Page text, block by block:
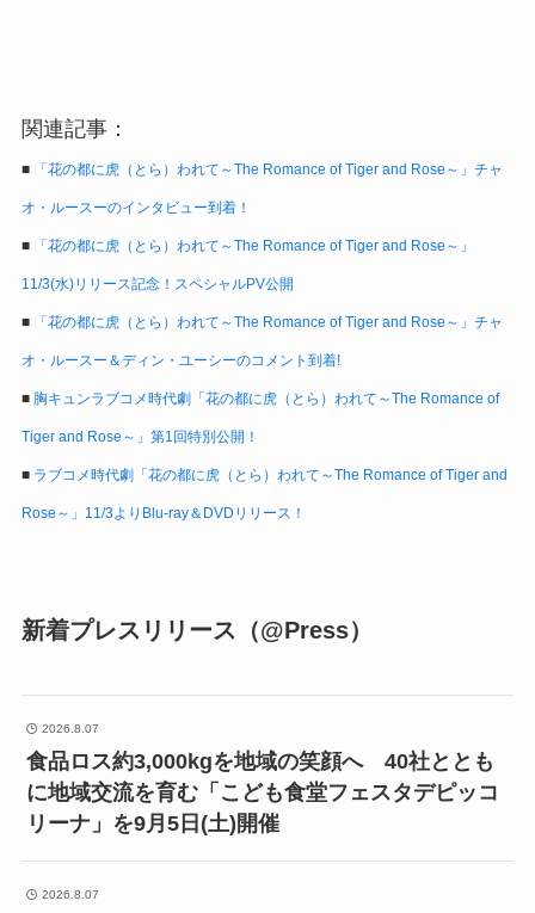
関連記事：
■ 「花の都に虎（とら）われて～The Romance of Tiger and Rose～」チャ
オ・ルースーのインタビュー到着！
■ 「花の都に虎（とら）われて～The Romance of Tiger and Rose～」
11/3(水)リリース記念！スペシャルPV公開
■ 「花の都に虎（とら）われて～The Romance of Tiger and Rose～」チャ
オ・ルースー＆ディン・ユーシーのコメント到着!
■ 胸キュンラブコメ時代劇「花の都に虎（とら）われて～The Romance of
Tiger and Rose～」第1回特別公開！
■ ラブコメ時代劇「花の都に虎（とら）われて～The Romance of Tiger and
Rose～」11/3よりBlu-ray＆DVDリリース！
新着プレスリリース（@Press）
2026.8.07
食品ロス約3,000kgを地域の笑顔へ 40社ととも
に地域交流を育む「こども食堂フェスタデピッコ
リーナ」を9月5日(土)開催
2026.8.07